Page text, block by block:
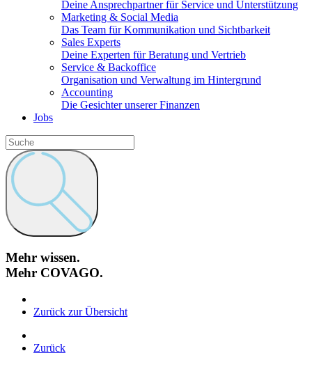
Deine Ansprechpartner für Service und Unterstützung
Marketing & Social Media
Das Team für Kommunikation und Sichtbarkeit
Sales Experts
Deine Experten für Beratung und Vertrieb
Service & Backoffice
Organisation und Verwaltung im Hintergrund
Accounting
Die Gesichter unserer Finanzen
Jobs
Mehr wissen.
Mehr COVAGO.
Zurück zur Übersicht
Zurück